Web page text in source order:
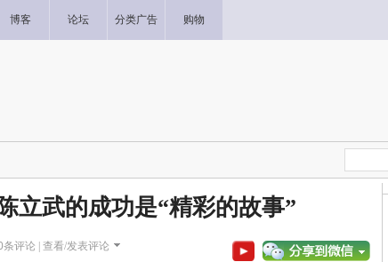
博客 论坛 分类广告 购物
立武的成功是“精彩的故事”
条评论 | 查看/发表评论